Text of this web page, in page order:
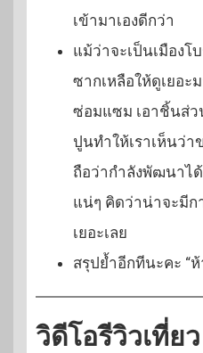
เข้ามาเองดีกว่า
แม้ว่าจะเป็นเมือง
ซากเหลือให้ดูเยอะ
ซ่อมแซม เอาชิ้นส่ว
ปูนทำให้เราเห็นว่า
ถือว่ากำลังพัฒนาไ
แน่ๆ คิดว่าน่าจะมีก
เยอะเลย
สรุปย้ำอีกทีนะคะ “
วิดีโอรีวิวเที่ย